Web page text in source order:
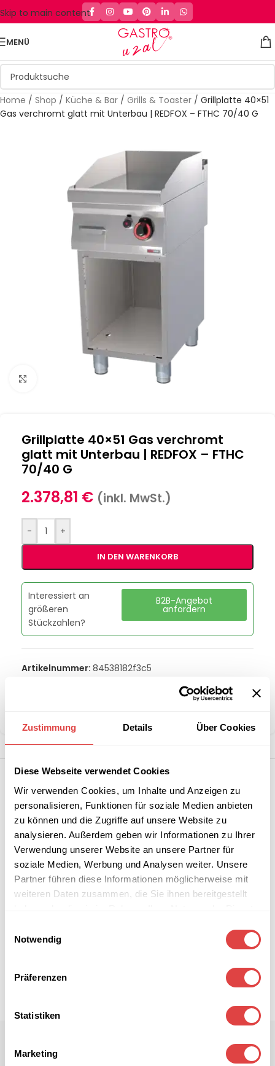
Zustimmung Details Über Cookies
Diese Webseite verwendet Cookies
Wir verwenden Cookies, um Inhalte und Anzeigen zu
personalisieren, Funktionen für soziale Medien anbieten
zu können und die Zugriffe auf unsere Website zu
analysieren. Außerdem geben wir Informationen zu Ihrer
Verwendung unserer Website an unsere Partner für
soziale Medien, Werbung und Analysen weiter. Unsere
Partner führen diese Informationen möglicherweise mit
weiteren Daten zusammen, die Sie ihnen bereitgestellt
Notwendig
Präferenzen
Statistiken
Marketing
Skip to main content
MENÜ
Home / Shop / Küche & Bar / Grills & Toaster / Grillplatte 40×51
Gas verchromt glatt mit Unterbau | REDFOX – FTHC 70/40 G
Klick zum Vergrößern
Grillplatte 40×51 Gas verchromt
glatt mit Unterbau | REDFOX – FTHC
70/40 G
2.378,81 € (inkl. MwSt.)
- +
IN DEN WARENKORB
Interessiert an
größeren
Stückzahlen?
B2B-Angebot
anfordern
Artikelnummer: 84538182f3c5